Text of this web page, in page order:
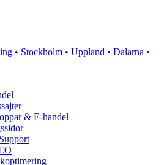
• Stockholm • Uppland • Dalarna •
& E-handel